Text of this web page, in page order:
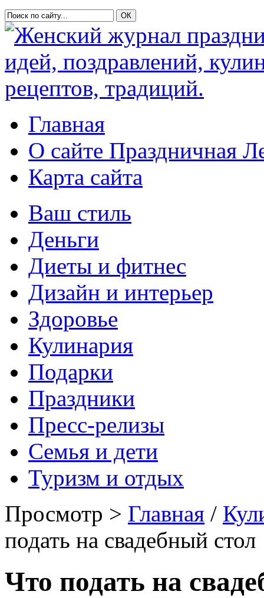
Главная
О сайте Праздничная
Карта сайта
Ваш стиль
Деньги
Диеты и фитнес
Дизайн и интерьер
Здоровье
Кулинария
Подарки
Праздники
Пресс-релизы
Семья и дети
Туризм и отдых
Просмотр > Главная /
подать на свадебный стол
Что подать на